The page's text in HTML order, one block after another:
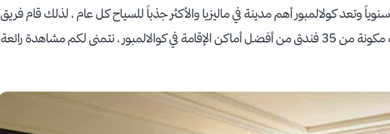
وتعد كولالمبور أهم مدينة في ماليزيا والأكثر جذباً للسياح كل عام ، لذلك قام فريق
عمل موقع عطلات بتجميع قائمة مكونة من 35 فندق من أفضل أماكن الإقامة في كوالالمبور ، نتمنى لكم مشاهدة رائعة